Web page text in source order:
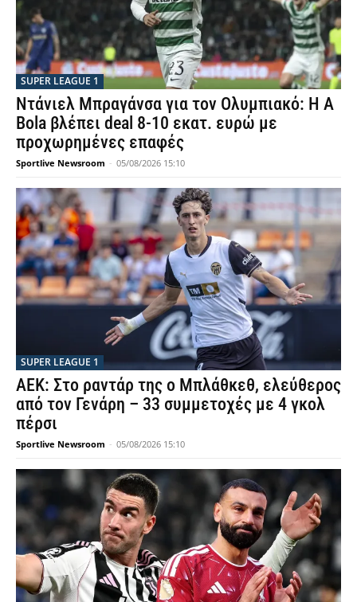
SUPER LEAGUE 1
Ντάνιελ Μπραγάνσα για τον Ολυμπιακό: Η A
Bola βλέπει deal 8-10 εκατ. ευρώ με
προχωρημένες επαφές
Sportlive Newsroom - 05/08/2026 15:10
SUPER LEAGUE 1
ΑΕΚ: Στο ραντάρ της ο Μπλάθκεθ, ελεύθερος
από τον Γενάρη – 33 συμμετοχές με 4 γκολ
πέρσι
Sportlive Newsroom - 05/08/2026 15:10